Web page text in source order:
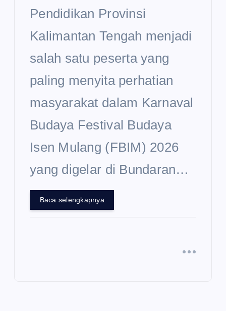
Pendidikan Provinsi
Kalimantan Tengah menjadi
salah satu peserta yang
paling menyita perhatian
masyarakat dalam Karnaval
Budaya Festival Budaya
Isen Mulang (FBIM) 2026
yang digelar di Bundaran…
Baca selengkapnya